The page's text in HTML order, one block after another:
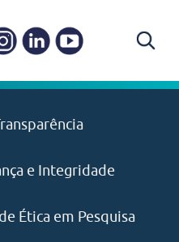
e Integridade
Ética em Pesquisa